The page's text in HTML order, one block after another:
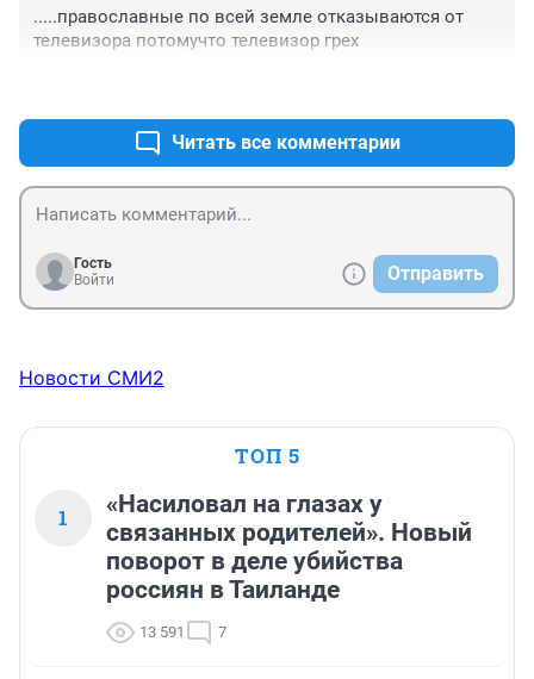
.....православные по всей земле отказываются от
телевизора потомучто телевизор грех
Читать все комментарии
Гость
Войти
Отправить
Новости СМИ2
ТОП 5
1
«Насиловал на глазах у
связанных родителей». Новый
поворот в деле убийства
россиян в Таиланде
13 591 7